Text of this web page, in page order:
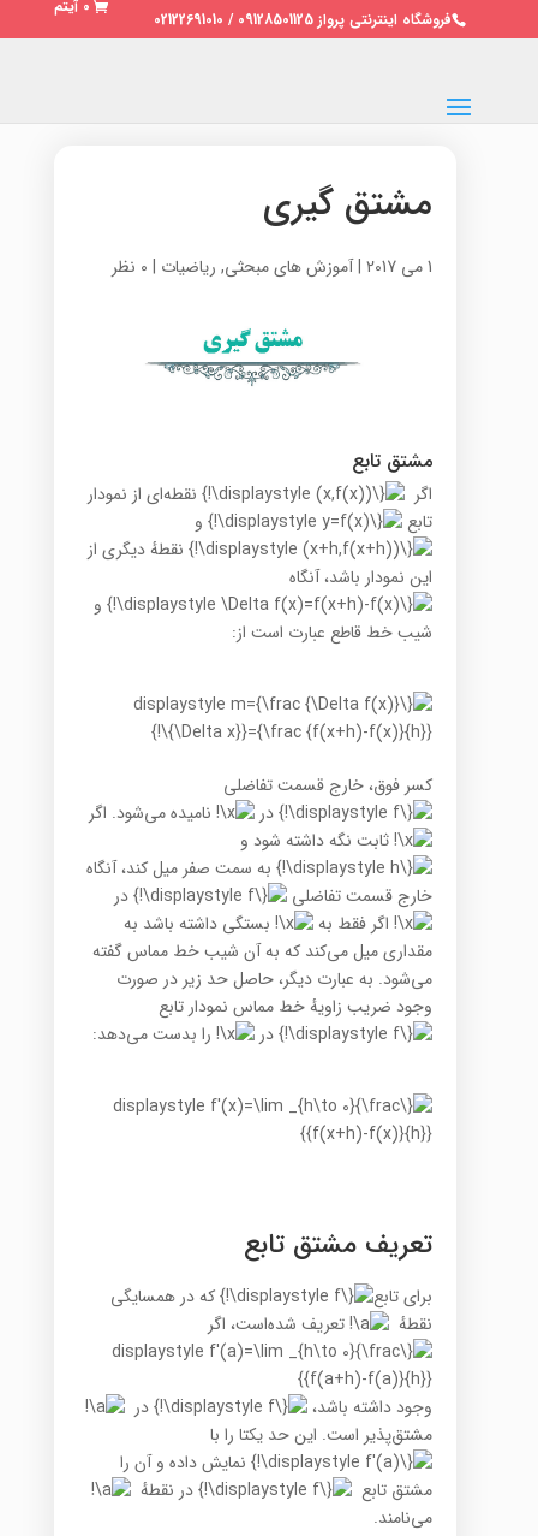
فروشگاه اینترنتی پرواز 09128501125 / 02122691010
0 آیتم
مشتق گیری
1 می 2017 |آموزش های مبحثی, ریاضیات | 0 نظر
مشتق تابع
اگر
نقطه‌ای از نمودار
تابع
و
نقطهٔ دیگری از
این نمودار باشد، آنگاه
و
شیب خط قاطع عبارت است از:
کسر فوق، خارج قسمت تفاضلی
در
نامیده می‌شود. اگر
ثابت نگه داشته شود و
به سمت صفر میل کند، آنگاه
خارج قسمت تفاضلی
در
اگر فقط به
بستگی داشته باشد به
مقداری میل می‌کند که به آن شیب خط مماس گفته
می‌شود. به عبارت دیگر، حاصل حد زیر در صورت
وجود ضریب زاویهٔ خط مماس نمودار تابع
در
را بدست می‌دهد:
تعریف مشتق تابع
برای تابع
که در همسایگی
نقطهٔ
تعریف شده‌است، اگر
وجود داشته باشد،
در
مشتق‌پذیر است. این حد یکتا را با
نمایش داده و آن را
مشتق تابع
در نقطهٔ
می‌نامند.